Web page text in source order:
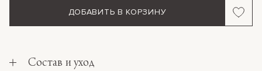
ДОБАВИТЬ В КОРЗИНУ
Состав и уход